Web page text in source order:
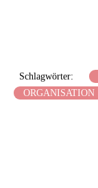
Schlagwörter:
ORGANISATION